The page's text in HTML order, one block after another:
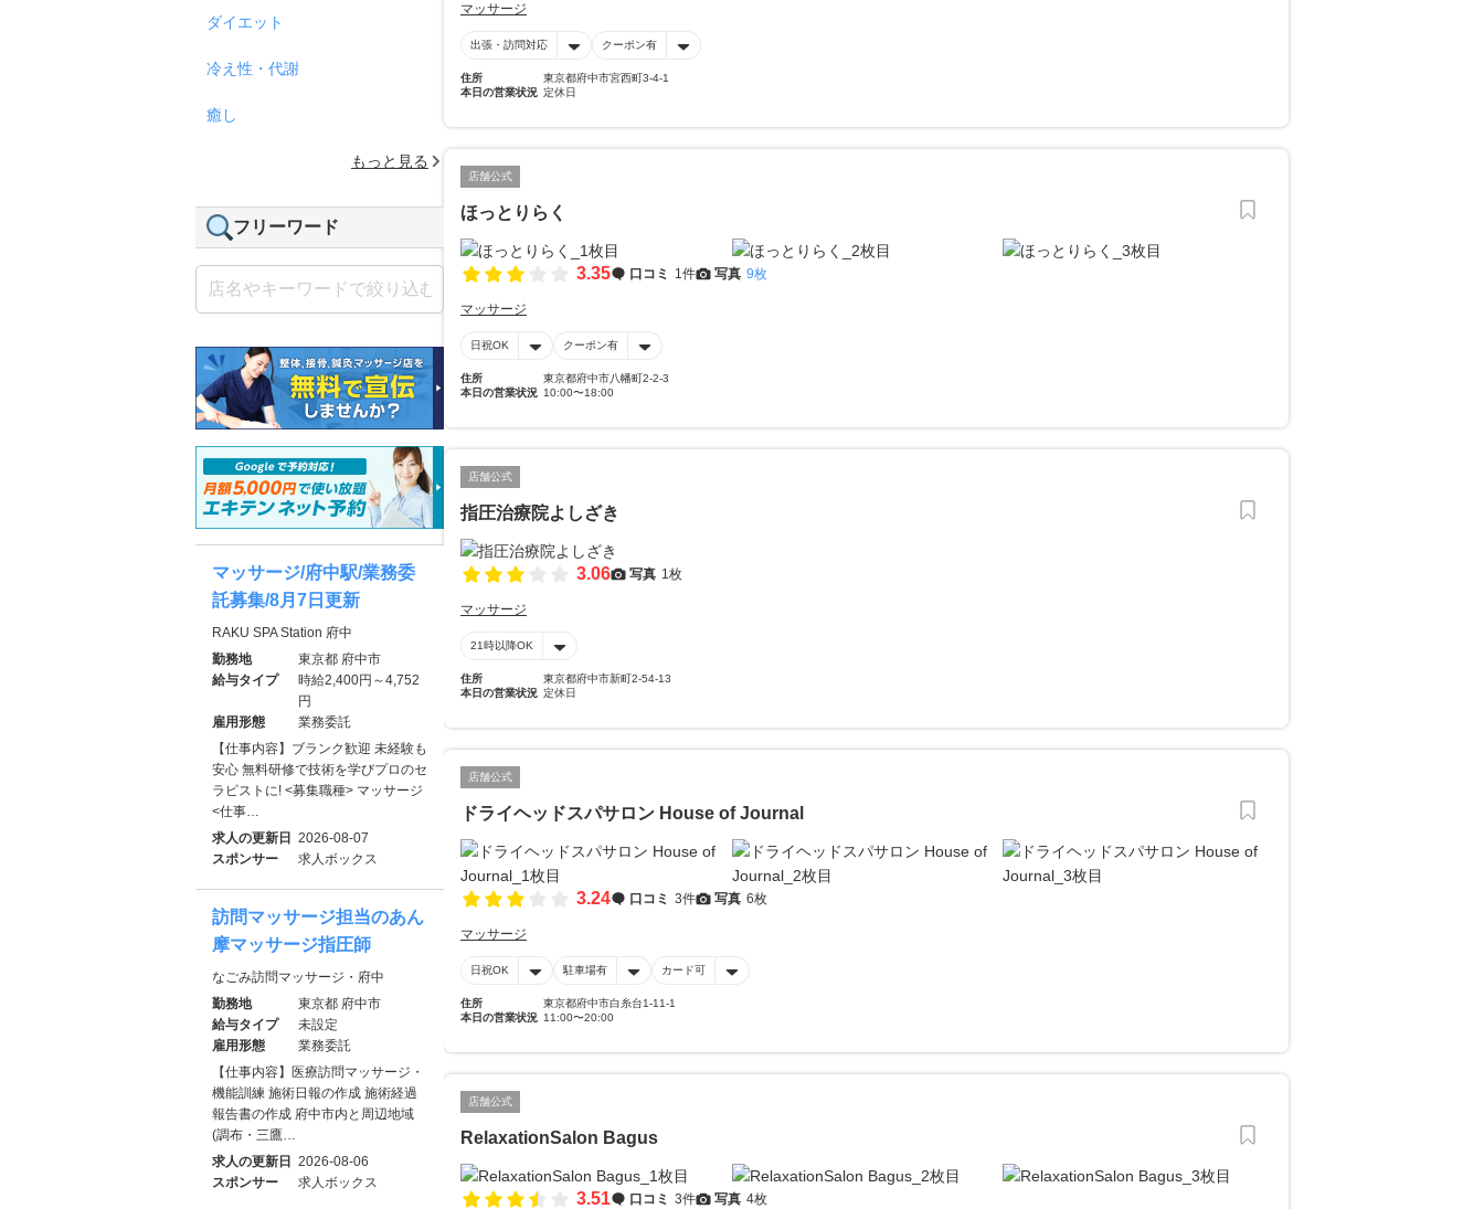
マッサージ
出張・訪問対応 クーポン有
住所
東京都府中市宮西町3-4-1
本日の営業状況 定休日
店舗公式
ほっとりらく
3.35 口コミ 1件 写真 9枚
マッサージ
日祝OK クーポン有
住所
東京都府中市八幡町2-2-3
本日の営業状況 10:00〜18:00
店舗公式
指圧治療院よしざき
3.06 写真 1枚
マッサージ
21時以降OK
住所
東京都府中市新町2-54-13
本日の営業状況 定休日
店舗公式
ドライヘッドスパサロン House of Journal
3.24 口コミ 3件 写真 6枚
マッサージ
日祝OK 駐車場有 カード可
住所
東京都府中市白糸台1-11-1
本日の営業状況 11:00〜20:00
店舗公式
RelaxationSalon Bagus
3.51 口コミ 3件 写真 4枚
ダイエット
冷え性・代謝
癒し
もっと見る
フリーワード
マッサージ/府中駅/業務委
託募集/8月7日更新
RAKU SPA Station 府中
勤務地
東京都 府中市
給与タイプ
時給2,400円～4,752
円
雇用形態
業務委託
【仕事内容】ブランク歓迎 未経験も
安心 無料研修で技術を学びプロのセ
ラピストに! <募集職種> マッサージ
<仕事…
求人の更新日 2026-08-07
スポンサー
求人ボックス
訪問マッサージ担当のあん
摩マッサージ指圧師
なごみ訪問マッサージ・府中
勤務地
東京都 府中市
給与タイプ
未設定
雇用形態
業務委託
【仕事内容】医療訪問マッサージ・
機能訓練 施術日報の作成 施術経過
報告書の作成 府中市内と周辺地域
(調布・三鷹…
求人の更新日 2026-08-06
スポンサー
求人ボックス